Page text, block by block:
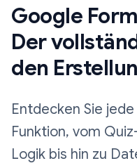
Google
Der
den
Entdecken Sie
Funktion, vom
Logik bis hin zu